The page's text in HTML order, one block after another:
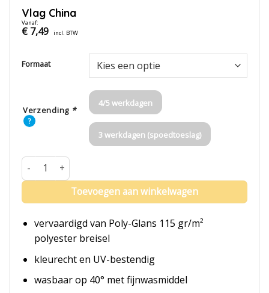
Vlag China
Vanaf:
€7,49 incl. BTW
Formaat
Verzending *
?
4/5 werkdagen
3 werkdagen (spoedtoeslag)
Vlag China aantal
Toevoegen aan winkelwagen
vervaardigd van Poly-Glans 115 gr/m²
polyester breisel
kleurecht en UV-bestendig
wasbaar op 40° met fijnwasmiddel